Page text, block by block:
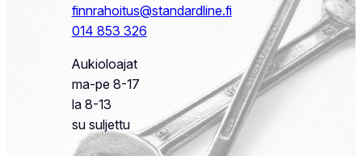
finnrahoitus@standardline.fi
014 853 326
Aukioloajat
ma-pe 8-17
la 8-13
su suljettu